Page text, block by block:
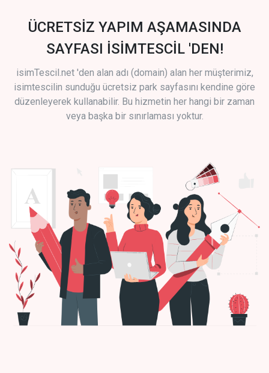
ÜCRETSİZ YAPIM AŞAMASINDA
SAYFASI İSİMTESCİL 'DEN!
isimTescil.net 'den alan adı (domain) alan her müşterimiz,
isimtescilin sunduğu ücretsiz park sayfasını kendine göre
düzenleyerek kullanabilir. Bu hizmetin her hangi bir zaman
veya başka bir sınırlaması yoktur.